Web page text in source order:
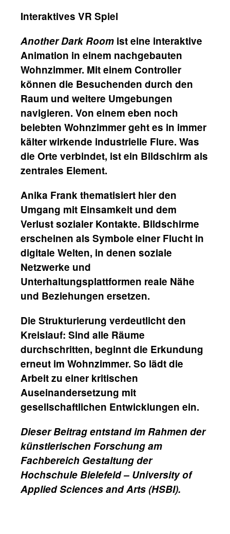
Interaktives VR Spiel
Another Dark Room ist eine interaktive
Animation in einem nachgebauten
Wohnzimmer. Mit einem Controller
können die Besuchenden durch den
Raum und weitere Umgebungen
navigieren. Von einem eben noch
belebten Wohnzimmer geht es in immer
kälter wirkende industrielle Flure. Was
die Orte verbindet, ist ein Bildschirm als
zentrales Element.
Anika Frank thematisiert hier den
Umgang mit Einsamkeit und dem
Verlust sozialer Kontakte. Bildschirme
erscheinen als Symbole einer Flucht in
digitale Welten, in denen soziale
Netzwerke und
Unterhaltungsplattformen reale Nähe
und Beziehungen ersetzen.
Die Strukturierung verdeutlicht den
Kreislauf: Sind alle Räume
durchschritten, beginnt die Erkundung
erneut im Wohnzimmer. So lädt die
Arbeit zu einer kritischen
Auseinandersetzung mit
gesellschaftlichen Entwicklungen ein.
Dieser Beitrag entstand im Rahmen der
künstlerischen Forschung am
Fachbereich Gestaltung der
Hochschule Bielefeld – University of
Applied Sciences and Arts (HSBI).